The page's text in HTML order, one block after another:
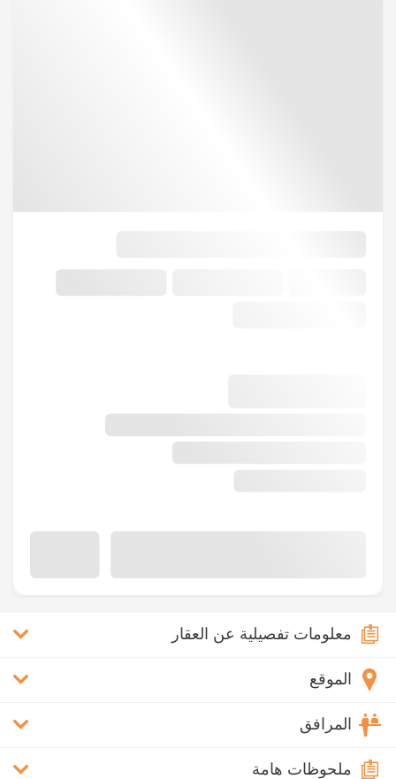
معلومات تفصيلية عن العقار
الموقع
المرافق
ملحوظات هامة